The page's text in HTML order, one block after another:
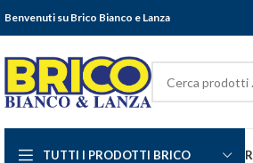
Benvenuti su Brico Bianco e Lanza
TUTTI I PRODOTTI BRICO